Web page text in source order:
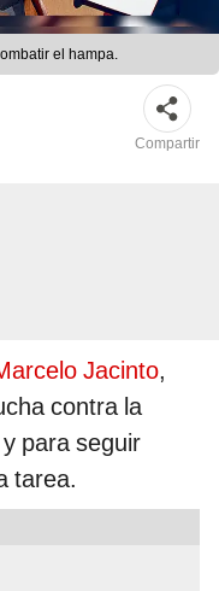
el hampa.
Compartir
Jacinto,
contra la
y para seguir
tarea.